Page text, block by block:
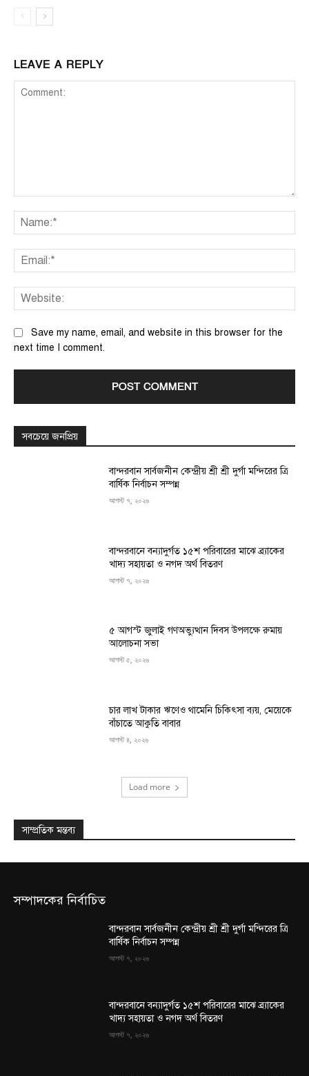
LEAVE A REPLY
Save my name, email, and website in this browser for the
next time I comment.
সবচেয়ে জনপ্রিয়
বান্দরবান সার্বজনীন কেন্দ্রীয় শ্রী শ্রী দুর্গা মন্দিরের ত্রি
বার্ষিক নির্বাচন সম্পন্ন
আগস্ট ৭, ২০২৬
বান্দরবানে বন্যাদুর্গত ১৫শ পরিবারের মাঝে ব্র্যাকের
খাদ্য সহায়তা ও নগদ অর্থ বিতরণ
আগস্ট ৭, ২০২৬
৫ আগস্ট জুলাই গণঅভ্যুত্থান দিবস উপলক্ষে রুমায়
আলোচনা সভা
আগস্ট ৫, ২০২৬
চার লাখ টাকার ঋণেও থামেনি চিকিৎসা ব্যয়, মেয়েকে
বাঁচাতে আকুতি বাবার
আগস্ট ৪, ২০২৬
Load more
সাম্প্রতিক মন্তব্য
সম্পাদকের নির্বাচিত
বান্দরবান সার্বজনীন কেন্দ্রীয় শ্রী শ্রী দুর্গা মন্দিরের ত্রি
বার্ষিক নির্বাচন সম্পন্ন
আগস্ট ৭, ২০২৬
বান্দরবানে বন্যাদুর্গত ১৫শ পরিবারের মাঝে ব্র্যাকের
খাদ্য সহায়তা ও নগদ অর্থ বিতরণ
আগস্ট ৭, ২০২৬